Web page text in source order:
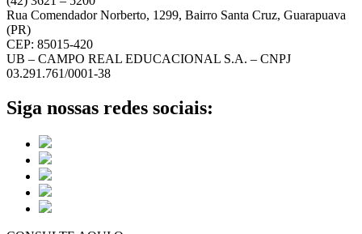
Rua Comendador Norberto, 1299, Bairro Santa Cruz, Guarapuava
(PR)
CEP: 85015-420
UB – CAMPO REAL EDUCACIONAL S.A. – CNPJ
03.291.761/0001-38
Siga nossas redes sociais: